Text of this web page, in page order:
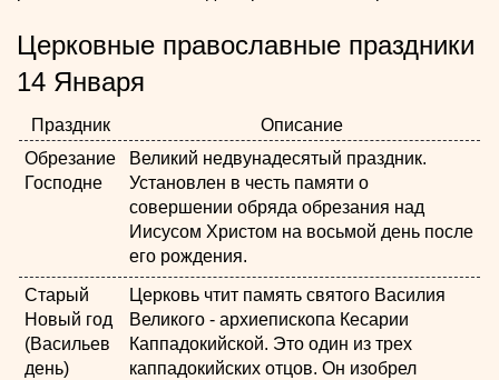
Церковные православные праздники
14 Января
Праздник
Описание
Обрезание
Господне
Великий недвунадесятый праздник.
Установлен в честь памяти о
совершении обряда обрезания над
Иисусом Христом на восьмой день после
его рождения.
Старый
Новый год
(Васильев
день)
Церковь чтит память святого Василия
Великого - архиепископа Кесарии
Каппадокийской. Это один из трех
каппадокийских отцов. Он изобрел